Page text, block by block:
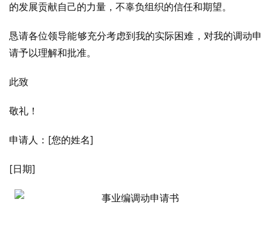
的发展贡献自己的力量，不辜负组织的信任和期望。
恳请各位领导能够充分考虑到我的实际困难，对我的调动申
请予以理解和批准。
此致
敬礼！
申请人：[您的姓名]
[日期]